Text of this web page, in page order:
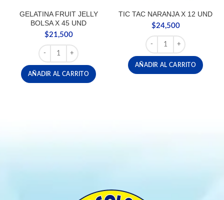
GELATINA FRUIT JELLY
BOLSA X 45 UND
$21,500
GELATINA FRUIT JELLY BOLSA X 45 UND cantidad
AÑADIR AL CARRITO
TIC TAC NARANJA X 12 UND
$24,500
TIC TAC NARANJA X
AÑADIR AL CARRITO